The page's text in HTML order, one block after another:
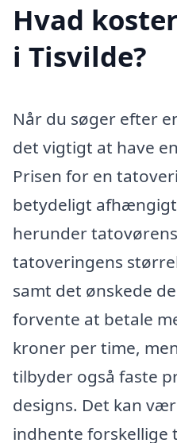
Hvad
i Tisvilde?
Når du søger efter
det vigtigt at have
Prisen for en
betydeligt
herunder
tatoveringens
samt det ønskede
forvente at betale
kroner per time,
tilbyder også faste
designs. Det kan
indhente forskellige